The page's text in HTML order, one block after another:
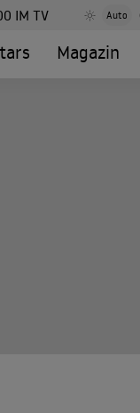
IM TV Auto
Magazin